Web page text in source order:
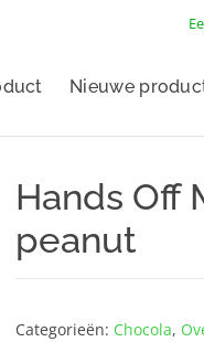
Nieuwe
Hands Off
peanut
Categorieën: Chocola,